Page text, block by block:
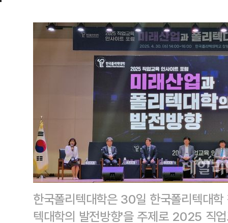
한국폴리텍대학은 30일 한국폴리텍대
텍대학의 발전방향'을 주제로 2025 직